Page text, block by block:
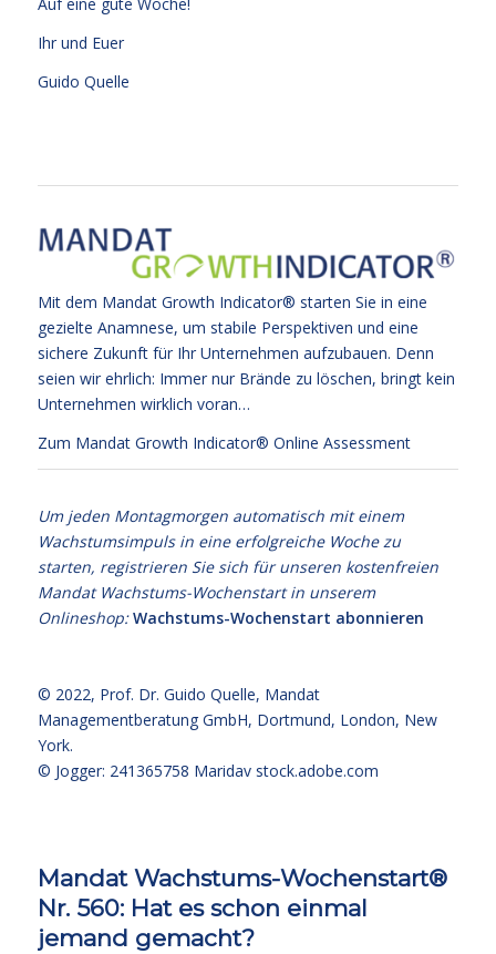
Ihr und Euer
Guido Quelle
Mit dem Mandat Growth Indicator® starten Sie in eine
gezielte Anamnese, um stabile Perspektiven und eine
sichere Zukunft für Ihr Unternehmen aufzubauen. Denn
seien wir ehrlich: Immer nur Brände zu löschen, bringt kein
Unternehmen wirklich voran…
Zum Mandat Growth Indicator® Online Assessment
Um jeden Montagmorgen automatisch mit einem
Wachstumsimpuls in eine erfolgreiche Woche zu
starten, registrieren Sie sich für unseren kostenfreien
Mandat Wachstums-Wochenstart in unserem
Onlineshop:Wachstums-Wochenstart abonnieren
© 2022, Prof. Dr. Guido Quelle, Mandat
Managementberatung GmbH, Dortmund, London, New
York.
© Jogger: 241365758 Maridav stock.adobe.com
Mandat Wachstums-Wochenstart®
Nr. 560: Hat es schon einmal
jemand gemacht?